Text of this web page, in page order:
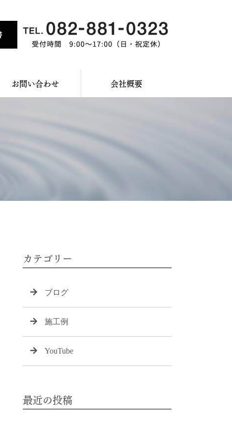
お問い合わせ 会社概要
カテゴリー
ブログ
施工例
YouTube
最近の投稿